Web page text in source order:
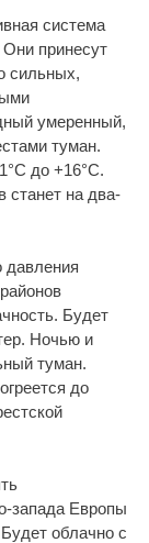
система
принесут
сильных,
умеренный,
туман.
до +16°С.
станет на два-
давления
Будет
Ночью и
туман.
до
запада Европы
облачно с